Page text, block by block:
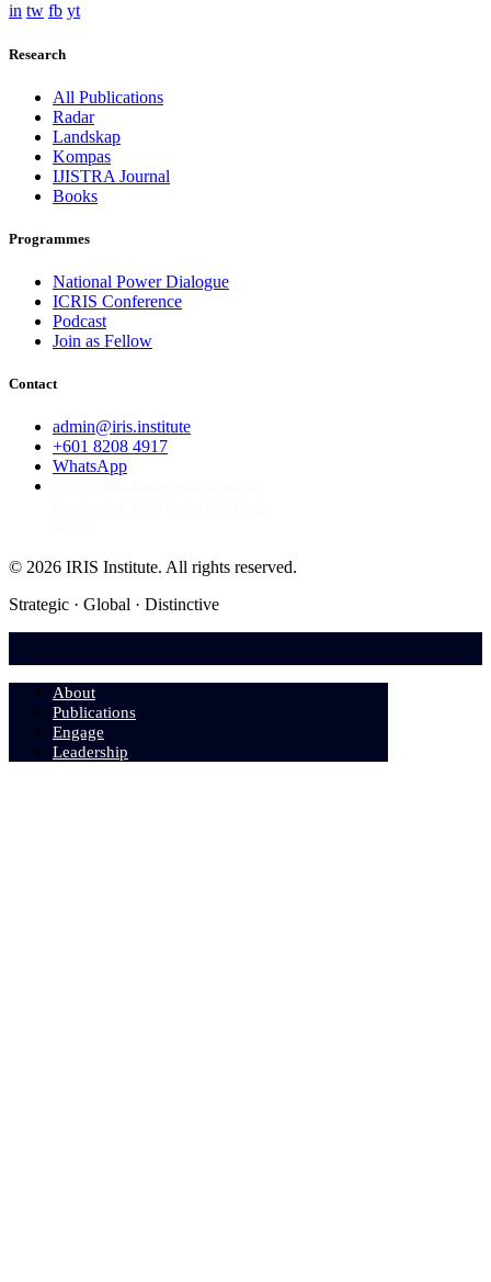
in tw fb yt
Research
All Publications
Radar
Landskap
Kompas
IJISTRA Journal
Books
Programmes
National Power Dialogue
ICRIS Conference
Podcast
Join as Fellow
Contact
admin@iris.institute
+601 8208 4917
WhatsApp
© 2026 IRIS Institute. All rights reserved.
Strategic · Global · Distinctive
About
Publications
Engage
Leadership